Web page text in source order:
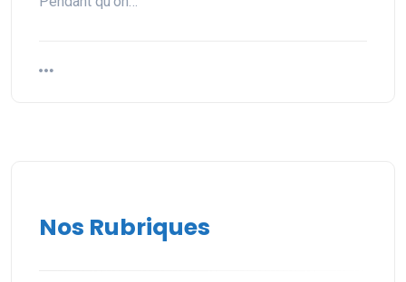
Nos Rubriques